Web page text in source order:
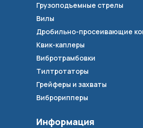
Грузоподъемные стрелы
Вилы
Дробильно-просеивающие
Квик-каплеры
Вибротрамбовки
Тилтротаторы
Грейферы и захваты
Виброрипперы
Информация